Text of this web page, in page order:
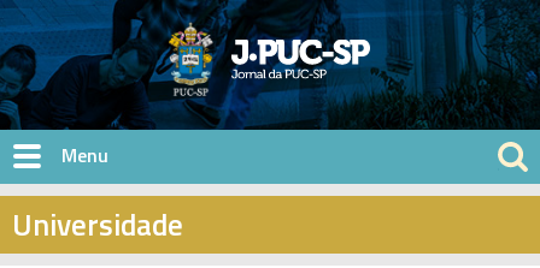
Pular para o conteúdo principal
Universidade